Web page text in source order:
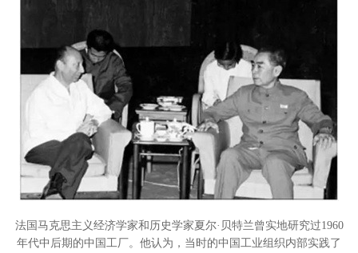
法国马克思主义经济学家和历史学家夏尔·贝特兰曾实地研究过1960
年代中后期的中国工厂。他认为，当时的中国工业组织内部实践了